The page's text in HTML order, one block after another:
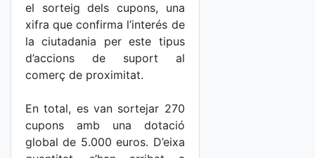
el sorteig dels cupons, una
xifra que confirma l’interés de
la ciutadania per este tipus
d’accions de suport al
comerç de proximitat.
En total, es van sortejar 270
cupons amb una dotació
global de 5.000 euros. D’eixa